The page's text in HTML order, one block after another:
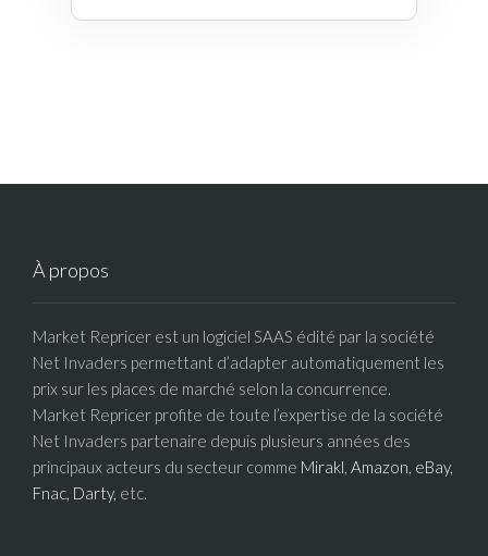
À propos
Market Repricer est un logiciel SAAS édité par la société
Net Invaders permettant d’adapter automatiquement les
prix sur les places de marché selon la concurrence.
Market Repricer profite de toute l’expertise de la société
Net Invaders partenaire depuis plusieurs années des
principaux acteurs du secteur comme Mirakl Amazon eBay,
Fnac, Darty, etc.